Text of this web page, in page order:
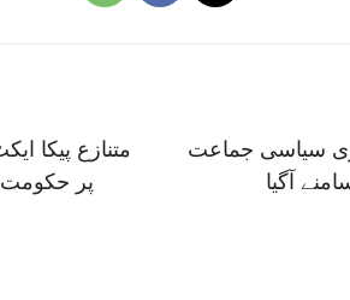
متنازع پیکا
پر حکومت
سیاسی جماعت
آگیا